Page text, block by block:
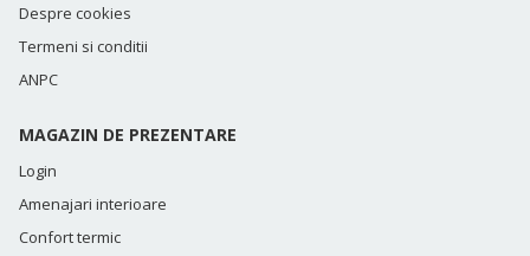
Despre cookies
Termeni si conditii
ANPC
MAGAZIN DE PREZENTARE
Login
Amenajari interioare
Confort termic